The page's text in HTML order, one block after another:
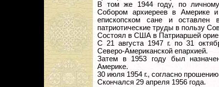
В том же 1944 году, по
Собором архиереев в Америке
епископском сане и оставлен
патриотические труды в пользу
Состоял в США в Патриаршей
С 21 августа 1947 г. по 31
Северо-Американской епархией.
Затем в 1953 году был
Америке.
30 июля 1954 г., согласно
Скончался 29 апреля 1956 года.